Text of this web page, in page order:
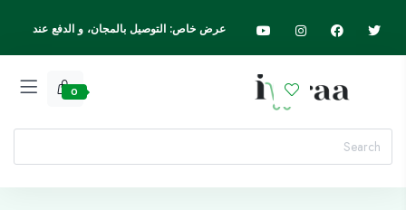
عرض خاص: التوصيل بالمجان، و الدفع عند
الاستلام، اسرع واطلب الآن
0